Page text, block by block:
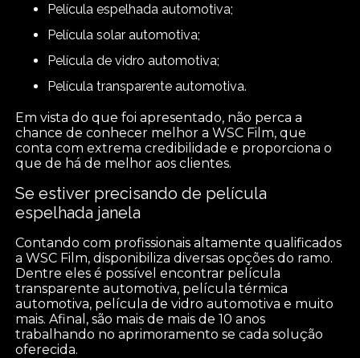
película espelhada automotiva;
película solar automotiva;
película de vidro automotiva;
película transparente automotiva.
Em vista do que foi apresentado, não perca a
chance de conhecer melhor a WSC Film, que
conta com extrema credibilidade e proporciona o
que de há de melhor aos clientes.
Se estiver precisando de película
espelhada janela
Contando com profissionais altamente qualificados
a WSC Film, disponibiliza diversas opções do ramo.
Dentre eles é possível encontrar película
transparente automotiva, película térmica
automotiva, película de vidro automotiva e muito
mais. Afinal, são mais de mais de 10 anos
trabalhando no aprimoramento se cada solução
oferecida.